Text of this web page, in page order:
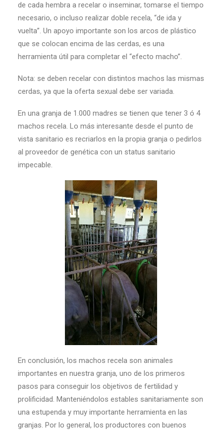
de cada hembra a recelar o inseminar, tomarse el tiempo
necesario, o incluso realizar doble recela, “de ida y
vuelta”. Un apoyo importante son los arcos de plástico
que se colocan encima de las cerdas, es una
herramienta útil para completar el “efecto macho”.
Nota: se deben recelar con distintos machos las mismas
cerdas, ya que la oferta sexual debe ser variada.
En una granja de 1.000 madres se tienen que tener 3 ó 4
machos recela. Lo más interesante desde el punto de
vista sanitario es recriarlos en la propia granja o pedirlos
al proveedor de genética con un status sanitario
impecable.
En conclusión, los machos recela son animales
importantes en nuestra granja, uno de los primeros
pasos para conseguir los objetivos de fertilidad y
prolificidad. Manteniéndolos estables sanitariamente son
una estupenda y muy importante herramienta en las
granjas. Por lo general, los productores con buenos